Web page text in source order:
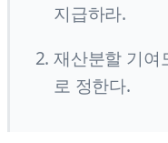
지급하라.
재산분할 기여
로 정한다.